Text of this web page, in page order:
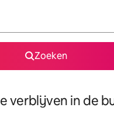
Zoeken
verblijven in de